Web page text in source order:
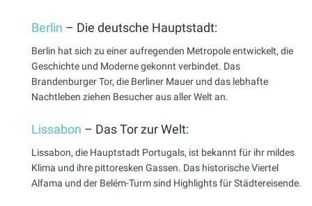
Berlin – Die deutsche Hauptstadt:
Berlin hat sich zu einer aufregenden Metropole entwickelt, die
Geschichte und Moderne gekonnt verbindet. Das
Brandenburger Tor, die Berliner Mauer und das lebhafte
Nachtleben ziehen Besucher aus aller Welt an.
Lissabon – Das Tor zur Welt:
Lissabon, die Hauptstadt Portugals, ist bekannt für ihr mildes
Klima und ihre pittoresken Gassen. Das historische Viertel
Alfama und der Belém-Turm sind Highlights für Städtereisende.